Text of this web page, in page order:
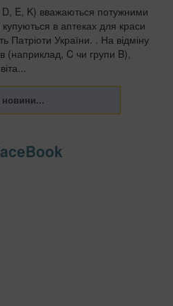
D, E, K) вважаються потужними
в аптеках для краси
Патріоти України. . На відміну
(наприклад, C чи групи B),